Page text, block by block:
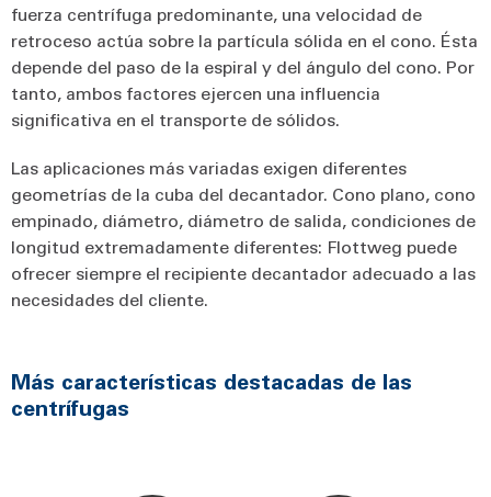
fuerza centrífuga predominante, una velocidad de
retroceso actúa sobre la partícula sólida en el cono. Ésta
depende del paso de la espiral y del ángulo del cono. Por
tanto, ambos factores ejercen una influencia
significativa en el transporte de sólidos.
Las aplicaciones más variadas exigen diferentes
geometrías de la cuba del decantador. Cono plano, cono
empinado, diámetro, diámetro de salida, condiciones de
longitud extremadamente diferentes: Flottweg puede
ofrecer siempre el recipiente decantador adecuado a las
necesidades del cliente.
Más características destacadas de las
centrífugas